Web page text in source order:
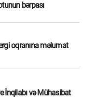
bərpası
oqranına məlumat
İnqilabı və Mühasibat